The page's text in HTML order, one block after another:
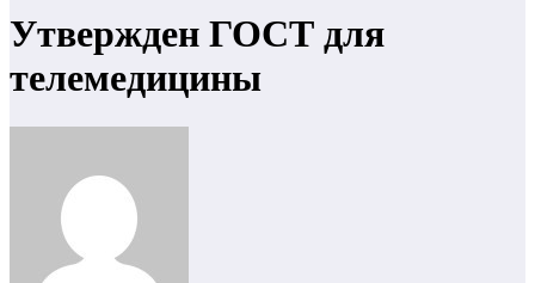
Утвержден ГОСТ для
телемедицины